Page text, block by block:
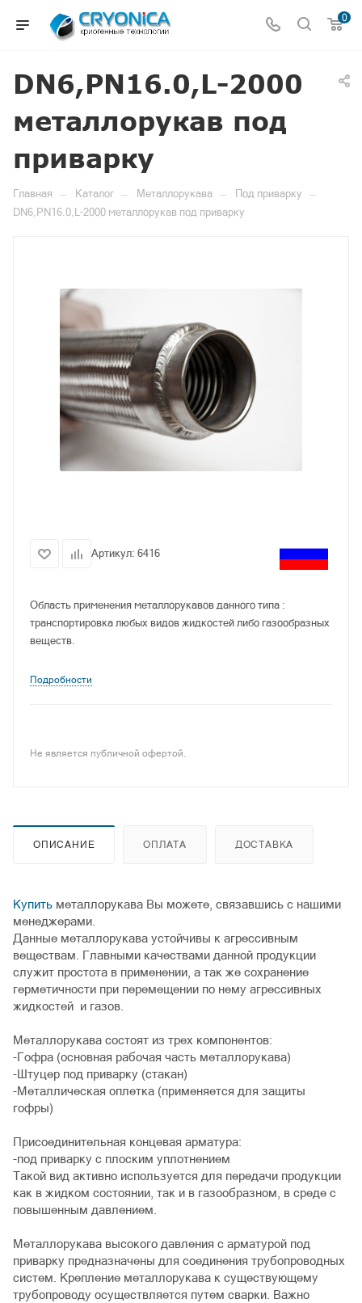
0
DN6,PN16.0,L-2000
металлорукав под
приварку
Главная — Каталог — Металлорукава — Под приварку —
DN6,PN16.0,L-2000 металлорукав под приварку
Артикул: 6416
Область применения металлорукавов данного типа :
транспортировка любых видов жидкостей либо газообразных
веществ.
Подробности
Не является публичной офертой.
ОПИСАНИЕ ОПЛАТА ДОСТАВКА
Купить металлорукава Вы можете, связавшись с нашими
менеджерами.
Данные металлорукава устойчивы к агрессивным
веществам. Главными качествами данной продукции
служит простота в применении, а так же сохранение
герметичности при перемещении по нему агрессивных
жидкостей и газов.
Металлорукава состоят из трех компонентов:
-Гофра (основная рабочая часть металлорукава)
-Штуцер под приварку (стакан)
-Металлическая оплетка (применяется для защиты
гофры)
Присоединительная концевая арматура:
-под приварку с плоским уплотнением
Такой вид активно используется для передачи продукции
как в жидком состоянии, так и в газообразном, в среде с
повышенным давлением.
Металлорукава высокого давления с арматурой под
приварку предназначены для соединения трубопроводных
систем. Крепление металлорукава к существующему
трубопроводу осуществляется путем сварки. Важно